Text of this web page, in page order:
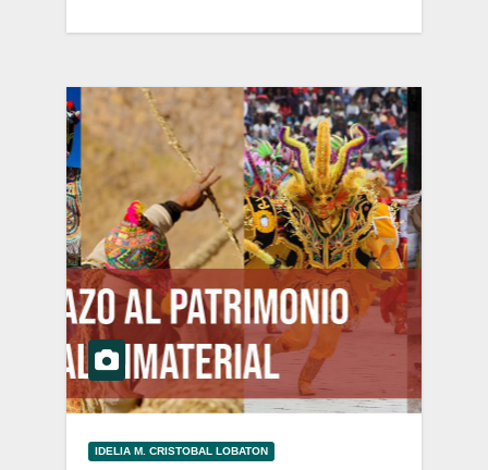
IDELIA M. CRISTOBAL LOBATON